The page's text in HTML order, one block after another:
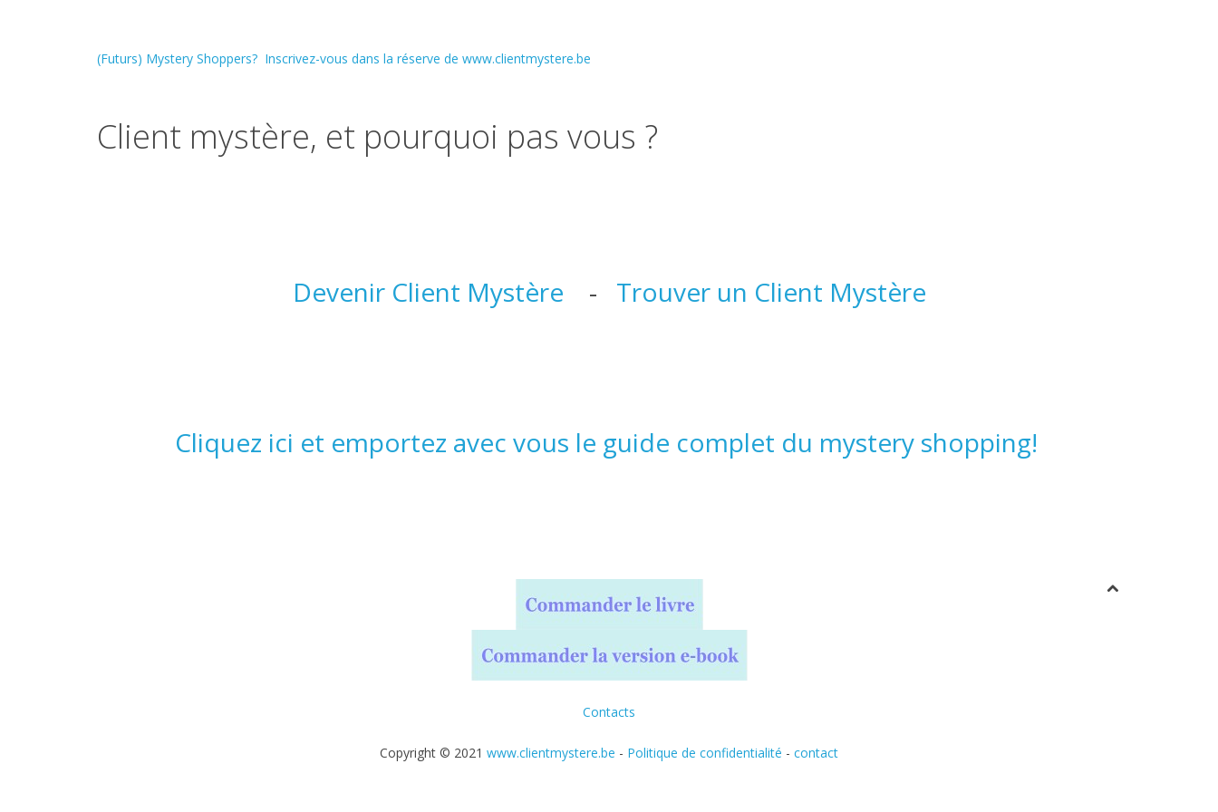
(Futurs) Mystery Shoppers? Inscrivez-vous dans la réserve de www.clientmystere.be
Client mystère, et pourquoi pas vous ?
Devenir Client Mystère - Trouver un Client Mystère
Cliquez ici et emportez avec vous le guide complet du mystery shopping!
Contacts
Copyright © 2021 www.clientmystere.be - Politique de confidentialité - contact